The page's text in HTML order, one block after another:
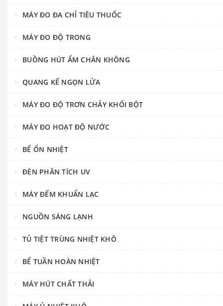
MÁY ĐO ĐA CHỈ TIÊU THUỐC
MÁY ĐO ĐỘ TRONG
BUỒNG HÚT ẨM CHÂN KHÔNG
QUANG KẾ NGỌN LỬA
MÁY ĐO ĐỘ TRƠN CHẢY KHỐI BỘT
MÁY ĐO HOẠT ĐỘ NƯỚC
BỂ ỔN NHIỆT
ĐÈN PHÂN TÍCH UV
MÁY ĐẾM KHUẨN LẠC
NGUỒN SÁNG LẠNH
TỦ TIỆT TRÙNG NHIỆT KHÔ
BỂ TUẦN HOÀN NHIỆT
MÁY HÚT CHẤT THẢI